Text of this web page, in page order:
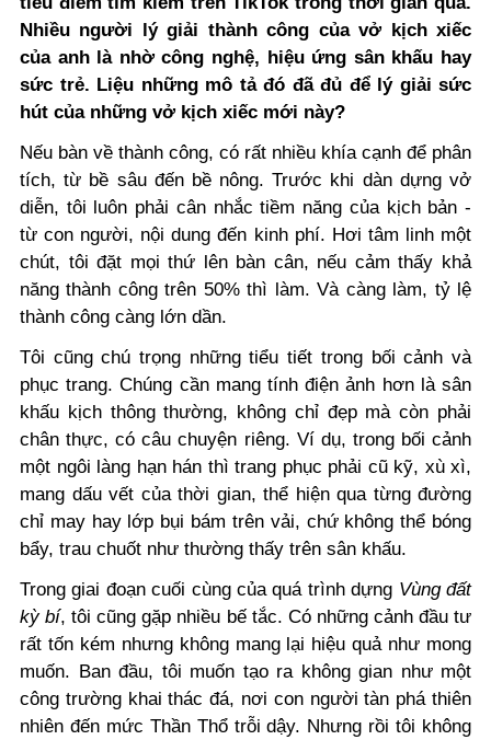
Nhiều người lý giải thành công của vở kịch xiếc
của anh là nhờ công nghệ, hiệu ứng sân khấu hay
sức trẻ. Liệu những mô tả đó đã đủ để lý giải sức
hút của những vở kịch xiếc mới này?
Nếu bàn về thành công, có rất nhiều khía cạnh để phân
tích, từ bề sâu đến bề nông. Trước khi dàn dựng vở
diễn, tôi luôn phải cân nhắc tiềm năng của kịch bản -
từ con người, nội dung đến kinh phí. Hơi tâm linh một
chút, tôi đặt mọi thứ lên bàn cân, nếu cảm thấy khả
năng thành công trên 50% thì làm. Và càng làm, tỷ lệ
thành công càng lớn dần.
Tôi cũng chú trọng những tiểu tiết trong bối cảnh và
phục trang. Chúng cần mang tính điện ảnh hơn là sân
khấu kịch thông thường, không chỉ đẹp mà còn phải
chân thực, có câu chuyện riêng. Ví dụ, trong bối cảnh
một ngôi làng hạn hán thì trang phục phải cũ kỹ, xù xì,
mang dấu vết của thời gian, thể hiện qua từng đường
chỉ may hay lớp bụi bám trên vải, chứ không thể bóng
bẩy, trau chuốt như thường thấy trên sân khấu.
Trong giai đoạn cuối cùng của quá trình dựng Vùng đất
kỳ bí, tôi cũng gặp nhiều bế tắc. Có những cảnh đầu tư
rất tốn kém nhưng không mang lại hiệu quả như mong
muốn. Ban đầu, tôi muốn tạo ra không gian như một
công trường khai thác đá, nơi con người tàn phá thiên
nhiên đến mức Thần Thổ trỗi dậy. Nhưng rồi tôi không